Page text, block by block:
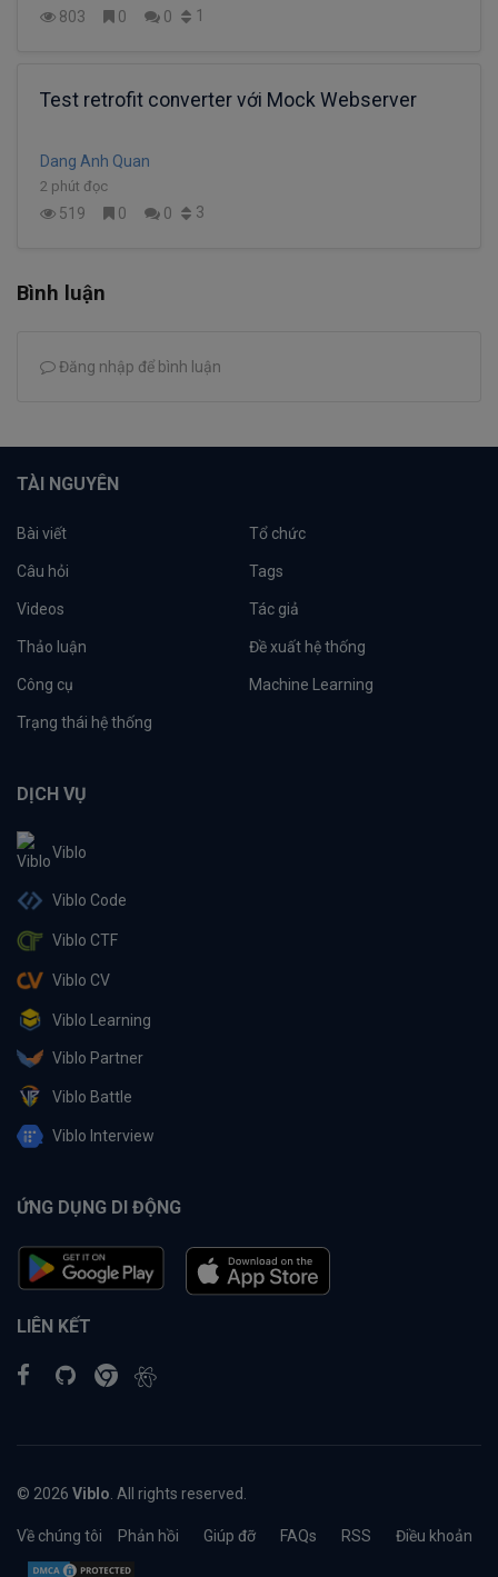
803 0 0 1
Test retrofit converter với Mock Webserver
Dang Anh Quan
2 phút đọc
519 0 0 3
Bình luận
Đăng nhập để bình luận
TÀI NGUYÊN
Bài viết Tổ chức
Câu hỏi Tags
Videos Tác giả
Thảo luận Đề xuất hệ thống
Công cụ Machine Learning
Trạng thái hệ thống
DỊCH VỤ
Viblo
Viblo Code
Viblo CTF
Viblo CV
Viblo Learning
Viblo Partner
Viblo Battle
Viblo Interview
ỨNG DỤNG DI ĐỘNG
LIÊN KẾT
© 2026 Viblo . All rights reserved.
Về chúng tôi Phản hồi Giúp đỡ FAQs RSS Điều khoản